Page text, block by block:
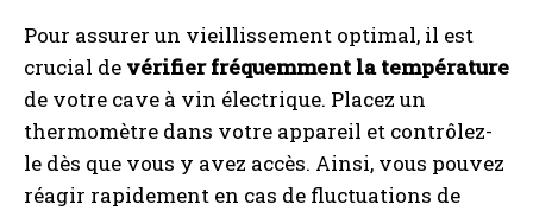
Pour assurer un vieillissement optimal, il est
crucial de vérifier fréquemment la température
de votre cave à vin électrique. Placez un
thermomètre dans votre appareil et contrôlez-
le dès que vous y avez accès. Ainsi, vous pouvez
réagir rapidement en cas de fluctuations de